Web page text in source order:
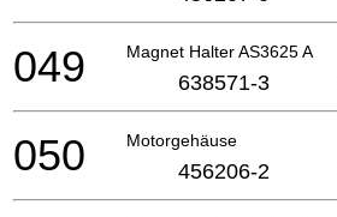
Magnet Halter AS3625 A
049 638571-3
Motorgehäuse
050 456206-2